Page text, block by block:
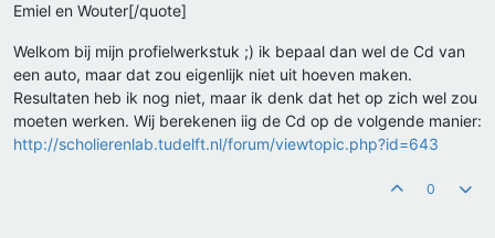
Emiel en Wouter[/quote]
Welkom bij mijn profielwerkstuk ;) ik bepaal dan wel de Cd van
een auto, maar dat zou eigenlijk niet uit hoeven maken.
Resultaten heb ik nog niet, maar ik denk dat het op zich wel zou
moeten werken. Wij berekenen iig de Cd op de volgende manier:
http://scholierenlab.tudelft.nl/forum/viewtopic.php?id=643
0